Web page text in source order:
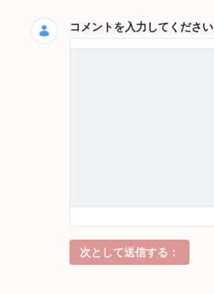
コメントを入力してください
次として送信する：